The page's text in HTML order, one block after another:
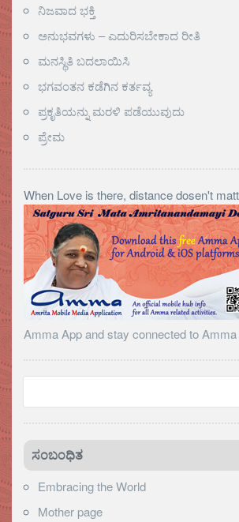
ನಿಜವಾದ ಭಕ್ತಿ
ಅನುಭವಗಳು – ಎದುರಿಸಬೇಕಾದ ರೀತಿ
ಮನಸ್ಥಿತಿ ಬದಲಾಯಿಸಿ
ಭಗವಂತನ ಕಡೆಗಿನ ಕರ್ತವ್ಯ
ಪ್ರಕೃತಿಯನ್ನು ಮರಳಿ ಪಡೆಯುವುದು
ಪ್ರೇಮ
When Love is there, distance dosen't
Amma App and stay connected to Amma
ಸಂಬಂಧಿತ
Embracing the World
Mother page